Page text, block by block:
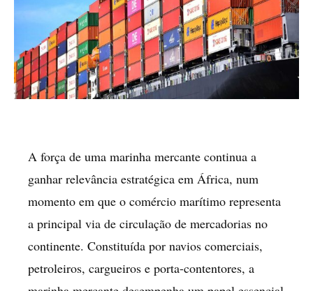
A força de uma marinha mercante continua a
ganhar relevância estratégica em África, num
momento em que o comércio marítimo representa
a principal via de circulação de mercadorias no
continente. Constituída por navios comerciais,
petroleiros, cargueiros e porta-contentores, a